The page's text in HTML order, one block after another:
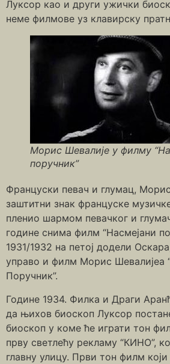
Луксор као и други ужички
неме филмове уз клавирску
Морис Шевалије у филму
поручник”
Француски певач и глумац,
заштитни знак француске
пленио шармом певачког и
године снима филм “Насмејани
1931/1932 на петој додели
управо и филм Морис Шевалијеа
Поручник”.
Године 1934. Филка и Драги
да њихов биоскоп Луксор
биоскоп у коме ће играти тон
прву светлећу рекламу “КИНО”,
главну улицу. Први тон филм